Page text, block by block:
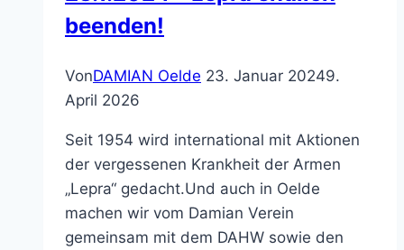
beenden!
VonDAMIAN Oelde 23. Januar 20249.
April 2026
Seit 1954 wird international mit Aktionen
der vergessenen Krankheit der Armen
„Lepra“ gedacht.Und auch in Oelde
machen wir vom Damian Verein
gemeinsam mit dem DAHW sowie den